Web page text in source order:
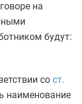
на
будут:
со ст.
наименование